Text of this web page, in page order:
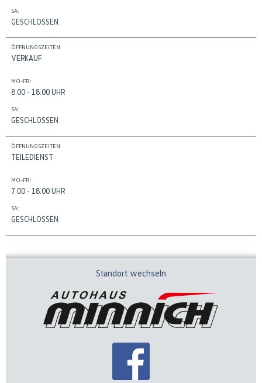
SA:
GESCHLOSSEN
ÖFFNUNGSZEITEN
VERKAUF
MO-FR:
8.00 - 18.00 UHR
SA:
GESCHLOSSEN
ÖFFNUNGSZEITEN
TEILEDIENST
MO-FR:
7.00 - 18.00 UHR
SA:
GESCHLOSSEN
Standort wechseln